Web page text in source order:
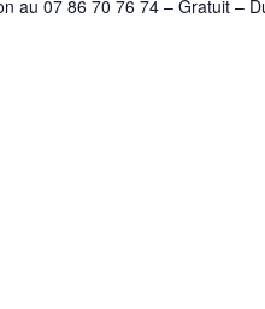
au 07 86 70 76 74 – Gratuit –